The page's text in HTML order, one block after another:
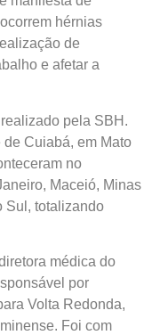
hérnias
de
e afetar a
pela SBH.
Cuiabá, em Mato
no
Maceió, Minas
Sul, totalizando
médica do
por
Volta Redonda,
Foi com